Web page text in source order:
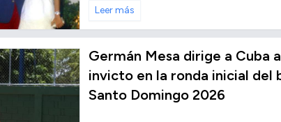
Leer más
Germán Mesa dirige a Cuba
invicto en la ronda inicial del
Santo Domingo 2026